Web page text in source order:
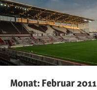
Monat: Februar 2011